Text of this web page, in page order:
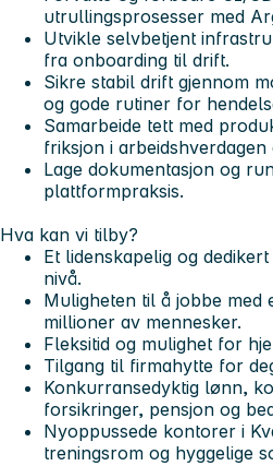
utrullingsprosesser med
Utvikle selvbetjent
fra onboarding til drift.
Sikre stabil drift gjennom
og gode rutiner for
Samarbeide tett med
friksjon i arbeidshverdagen
Lage dokumentasjon og
plattformpraksis.
Hva kan vi tilby?
Et lidenskapelig og
nivå.
Muligheten til å jobbe
millioner av mennesker.
Fleksitid og mulighet for
Tilgang til firmahytte for
Konkurransedyktig lønn,
forsikringer, pensjon og
Nyoppussede kontorer i
treningsrom og hyggelige